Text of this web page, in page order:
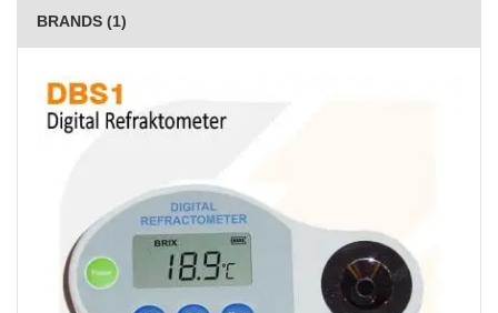
BRANDS (1)